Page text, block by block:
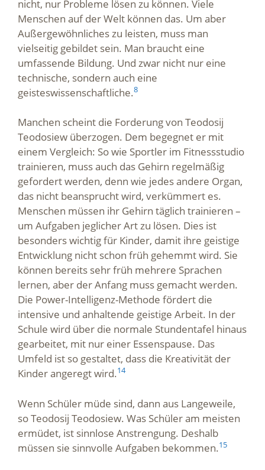
nicht, nur Probleme lösen zu können. Viele
Menschen auf der Welt können das. Um aber
Außergewöhnliches zu leisten, muss man
vielseitig gebildet sein. Man braucht eine
umfassende Bildung. Und zwar nicht nur eine
technische, sondern auch eine
geisteswissenschaftliche.8
Manchen scheint die Forderung von Teodosij
Teodosiew überzogen. Dem begegnet er mit
einem Vergleich: So wie Sportler im Fitnessstudio
trainieren, muss auch das Gehirn regelmäßig
gefordert werden, denn wie jedes andere Organ,
das nicht beansprucht wird, verkümmert es.
Menschen müssen ihr Gehirn täglich trainieren –
um Aufgaben jeglicher Art zu lösen. Dies ist
besonders wichtig für Kinder, damit ihre geistige
Entwicklung nicht schon früh gehemmt wird. Sie
können bereits sehr früh mehrere Sprachen
lernen, aber der Anfang muss gemacht werden.
Die Power-Intelligenz-Methode fördert die
intensive und anhaltende geistige Arbeit. In der
Schule wird über die normale Stundentafel hinaus
gearbeitet, mit nur einer Essenspause. Das
Umfeld ist so gestaltet, dass die Kreativität der
Kinder angeregt wird.14
Wenn Schüler müde sind, dann aus Langeweile,
so Teodosij Teodosiew. Was Schüler am meisten
ermüdet, ist sinnlose Anstrengung. Deshalb
müssen sie sinnvolle Aufgaben bekommen.15